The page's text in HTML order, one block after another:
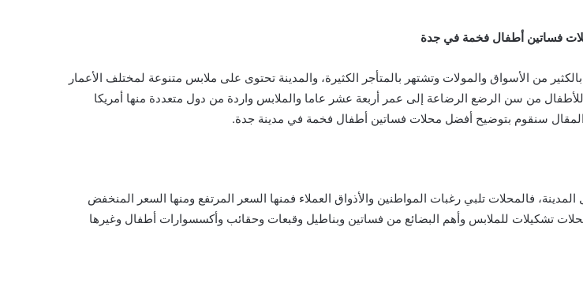
من الأسواق والمولات وتشتهر بالمتأجر الكثيرة، والمدينة تحتوى على ملابس متنوعة لمختلف الأعمار
من سن الرضع الرضاعة إلى عمر أربعة عشر عاما والملابس واردة من دول متعددة منها أمريكا
المقال سنقوم بتوضيح أفضل محلات فساتين أطفال فخمة في مدينة جدة.
فالمحلات تلبي رغبات المواطنين والأذواق العملاء فمنها السعر المرتفع ومنها السعر المنخفض
تشكيلات للملابس وأهم البضائع من فساتين وبناطيل وقبعات وحقائب وأكسسوارات أطفال وغيرها